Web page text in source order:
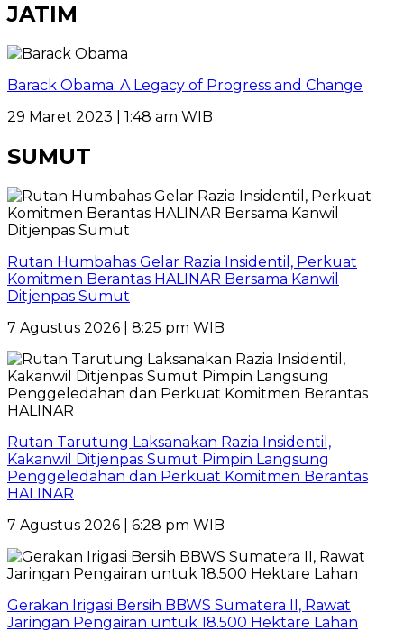
JATIM
Barack Obama: A Legacy of Progress and Change
29 Maret 2023 | 1:48 am WIB
SUMUT
Rutan Humbahas Gelar Razia Insidentil, Perkuat
Komitmen Berantas HALINAR Bersama Kanwil
Ditjenpas Sumut
7 Agustus 2026 | 8:25 pm WIB
Rutan Tarutung Laksanakan Razia Insidentil,
Kakanwil Ditjenpas Sumut Pimpin Langsung
Penggeledahan dan Perkuat Komitmen Berantas
HALINAR
7 Agustus 2026 | 6:28 pm WIB
Gerakan Irigasi Bersih BBWS Sumatera II, Rawat
Jaringan Pengairan untuk 18.500 Hektare Lahan